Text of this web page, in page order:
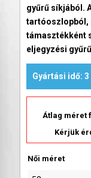
gyűrű síkjából.
tartóoszlopból,
támasztékként
eljegyzési
Gyártási idő: 3
Átlag méret
Kérjük
Női méret